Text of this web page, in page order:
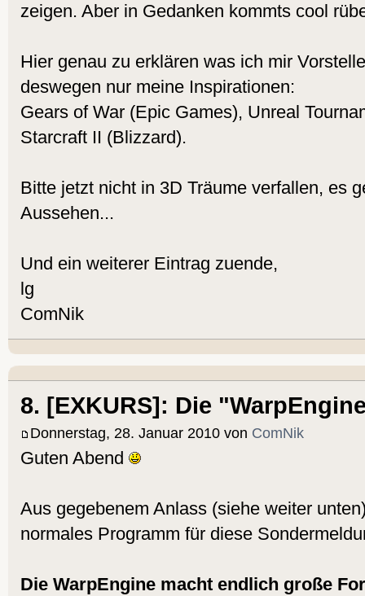
zeigen. Aber in Gedanken kommts cool
Hier genau zu erklären was ich mir
deswegen nur meine Inspirationen:
Gears of War (Epic Games), Unreal
Starcraft II (Blizzard).
Bitte jetzt nicht in 3D Träume verfallen, es
Aussehen...
Und ein weiterer Eintrag zuende,
lg
ComNik
8. [EXKURS]: Die
Donnerstag, 28. Januar 2010 von ComNik
Guten Abend
Aus gegebenem Anlass (siehe weiter
normales Programm für diese
Die WarpEngine macht endlich große